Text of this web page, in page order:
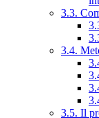
3.3.
3.4.
3.5. Il